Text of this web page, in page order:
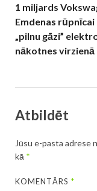
1 miljards
Emdenas rūpnīcai
„pilnu gāzi”
nākotnes virzienā
Atbildēt
Jūsu e-pasta adrese
kā *
KOMENTĀRS*